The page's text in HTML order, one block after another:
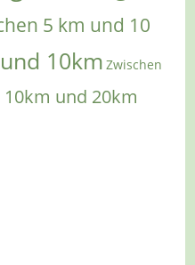
5 km und 10
10km Zwischen
und 20km